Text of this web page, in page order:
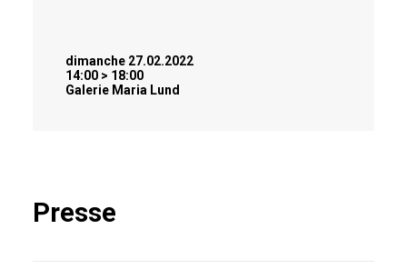
dimanche 27.02.2022
14:00 > 18:00
Galerie Maria Lund
Presse